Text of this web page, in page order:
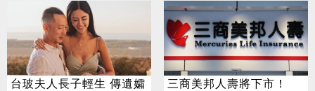
台玻夫人長子輕生 傳遺孀
三商美邦人壽將下市！